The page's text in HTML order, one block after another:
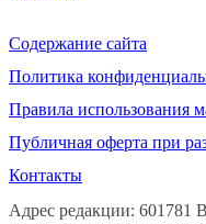
Содержание сайта
Политика
Правила использования
Публичная оферта при
Контакты
Адрес редакции: 601781